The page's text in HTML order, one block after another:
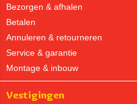
Bezorgen & afhalen
Betalen
Annuleren & retourneren
Service & garantie
Montage & inbouw
Vestigingen